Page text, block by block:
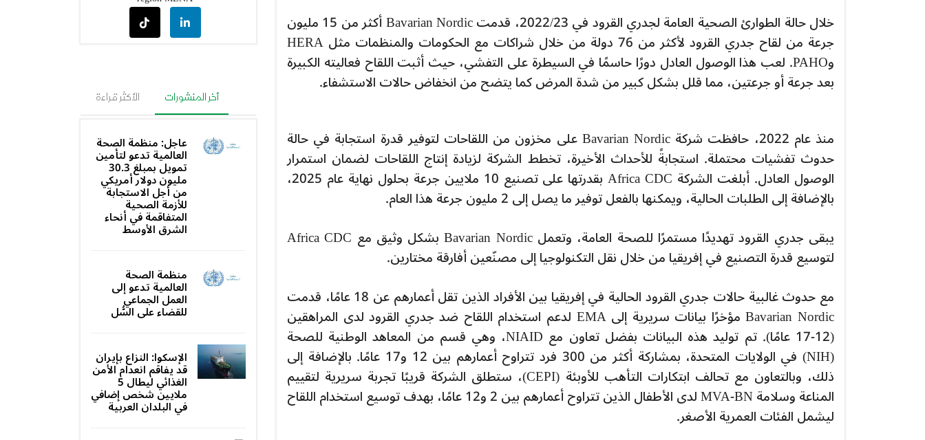
خلال حالة الطوارئ الصحية العامة لجدري القرود في 2022/23، قدمت Bavarian Nordic أكثر من 15 مليون
جرعة من لقاح جدري القرود لأكثر من 76 دولة من خلال شراكات مع الحكومات والمنظمات مثل HERA
وPAHO. لعب هذا الوصول العادل دورًا حاسمًا في السيطرة على التفشي، حيث أثبت اللقاح فعاليته الكبيرة
بعد جرعة أو جرعتين، مما قلل بشكل كبير من شدة المرض كما يتضح من انخفاض حالات الاستشفاء.
منذ عام 2022، حافظت شركة Bavarian Nordic على مخزون من اللقاحات لتوفير قدرة استجابة في حالة
حدوث تفشيات محتملة. استجابةً للأحداث الأخيرة، تخطط الشركة لزيادة إنتاج اللقاحات لضمان استمرار
الوصول العادل. أبلغت الشركة Africa CDC بقدرتها على تصنيع 10 ملايين جرعة بحلول نهاية عام 2025،
بالإضافة إلى الطلبات الحالية، ويمكنها بالفعل توفير ما يصل إلى 2 مليون جرعة هذا العام.
يبقى جدري القرود تهديدًا مستمرًا للصحة العامة، وتعمل Bavarian Nordic بشكل وثيق مع Africa CDC
لتوسيع قدرة التصنيع في إفريقيا من خلال نقل التكنولوجيا إلى مصنّعين أفارقة مختارين.
مع حدوث غالبية حالات جدري القرود الحالية في إفريقيا بين الأفراد الذين تقل أعمارهم عن 18 عامًا، قدمت
Bavarian Nordic مؤخرًا بيانات سريرية إلى EMA لدعم استخدام اللقاح ضد جدري القرود لدى المراهقين
(12-17 عامًا). تم توليد هذه البيانات بفضل تعاون مع NIAID، وهي قسم من المعاهد الوطنية للصحة
(NIH) في الولايات المتحدة، بمشاركة أكثر من 300 فرد تتراوح أعمارهم بين 12 و17 عامًا. بالإضافة إلى
ذلك، وبالتعاون مع تحالف ابتكارات التأهب للأوبئة (CEPI)، ستطلق الشركة قريبًا تجربة سريرية لتقييم
المناعة وسلامة MVA-BN لدى الأطفال الذين تتراوح أعمارهم بين 2 و12 عامًا، بهدف توسيع استخدام اللقاح
ليشمل الفئات العمرية الأصغر.
أخر المنشورات الأكثر قراءة
عاجل: منظمة الصحة
العالمية تدعو لتأمين
تمويل بمبلغ 30.3
مليون دولار أمريكي
من أجل الاستجابة
للأزمة الصحية
المتفاقمة في أنحاء
الشرق الأوسط
منظمة الصحة
العالمية تدعو إلى
العمل الجماعي
للقضاء على السُّل
الإسكوا: النزاع بإيران
قد يفاقم انعدام الأمن
الغذائي ليطال 5
ملايين شخص إضافي
في البلدان العربية